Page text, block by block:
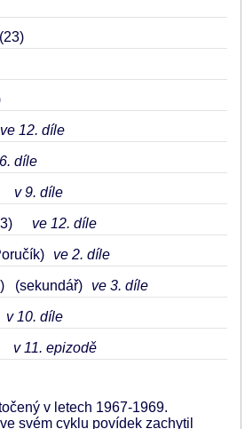
23
ve 12. díle
díle
v 9. díle
ve 12. díle
ve 2. díle
(sekundář) ve 3. díle
v 10. díle
v 11. epizodě
v letech 1967-1969.
svém cyklu povídek zachytil